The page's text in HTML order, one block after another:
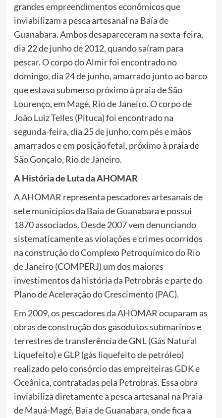
grandes empreendimentos econômicos que
inviabilizam a pesca artesanal na Baía de
Guanabara. Ambos desapareceram na sexta-feira,
dia 22 de junho de 2012, quando saíram para
pescar. O corpo do Almir foi encontrado no
domingo, dia 24 de junho, amarrado junto ao barco
que estava submerso próximo à praia de São
Lourenço, em Magé, Rio de Janeiro. O corpo de
João Luiz Telles (Pituca) foi encontrado na
segunda-feira, dia 25 de junho, com pés e mãos
amarrados e em posição fetal, próximo à praia de
São Gonçalo, Rio de Janeiro.
A História de Luta da AHOMAR
A AHOMAR representa pescadores artesanais de
sete municípios da Baía de Guanabara e possui
1870 associados. Desde 2007 vem denunciando
sistematicamente as violações e crimes ocorridos
na construção do Complexo Petroquímico do Rio
de Janeiro (COMPERJ) um dos maiores
investimentos da história da Petrobrás e parte do
Plano de Aceleração do Crescimento (PAC).
Em 2009, os pescadores da AHOMAR ocuparam as
obras de construção dos gasodutos submarinos e
terrestres de transferência de GNL (Gás Natural
Liquefeito) e GLP (gás liquefeito de petróleo)
realizado pelo consórcio das empreiteiras GDK e
Oceânica, contratadas pela Petrobras. Essa obra
inviabiliza diretamente a pesca artesanal na Praia
de Mauá-Magé, Baia de Guanabara, onde fica a